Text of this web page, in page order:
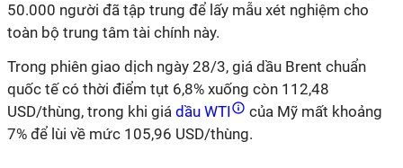
50.000 người đã tập trung để lấy mẫu xét nghiệm cho
toàn bộ trung tâm tài chính này.
Trong phiên giao dịch ngày 28/3, giá dầu Brent chuẩn
quốc tế có thời điểm tụt 6,8% xuống còn 112,48
USD/thùng, trong khi giá dầu WTI
của Mỹ mất khoảng
7% để lùi về mức 105,96 USD/thùng.